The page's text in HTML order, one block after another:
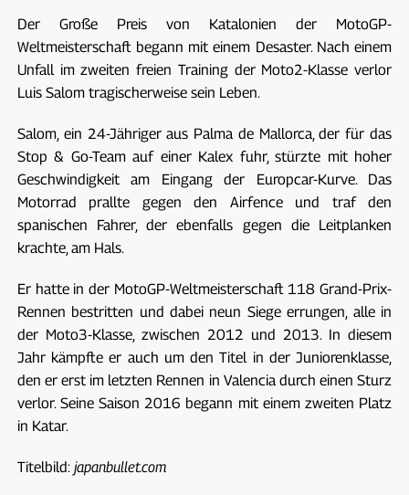
Der Große Preis von Katalonien der MotoGP-
Weltmeisterschaft begann mit einem Desaster. Nach einem
Unfall im zweiten freien Training der Moto2-Klasse verlor
Luis Salom tragischerweise sein Leben.
Salom, ein 24-Jähriger aus Palma de Mallorca, der für das
Stop & Go-Team auf einer Kalex fuhr, stürzte mit hoher
Geschwindigkeit am Eingang der Europcar-Kurve. Das
Motorrad prallte gegen den Airfence und traf den
spanischen Fahrer, der ebenfalls gegen die Leitplanken
krachte, am Hals.
Er hatte in der MotoGP-Weltmeisterschaft 118 Grand-Prix-
Rennen bestritten und dabei neun Siege errungen, alle in
der Moto3-Klasse, zwischen 2012 und 2013. In diesem
Jahr kämpfte er auch um den Titel in der Juniorenklasse,
den er erst im letzten Rennen in Valencia durch einen Sturz
verlor. Seine Saison 2016 begann mit einem zweiten Platz
in Katar.
Titelbild: japanbullet.com